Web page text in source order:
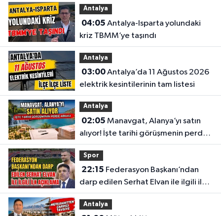
Antalya
04:05
kriz TBMM’ye taşındı
Antalya
03:00Antalya’da 11 Ağustos 2026
elektrik kesintilerinin tam listesi
Antalya
02:05
alıyor! İşte tarihi görüşmenin perde
arkası
Spor
22:15
darp edilen Serhat Elvan ile ilgili ilk
açıklama
Antalya